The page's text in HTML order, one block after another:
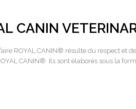
CANIN
ROYAL CANIN® résulte du respect et
CANIN®. Ils sont élaborés sous la